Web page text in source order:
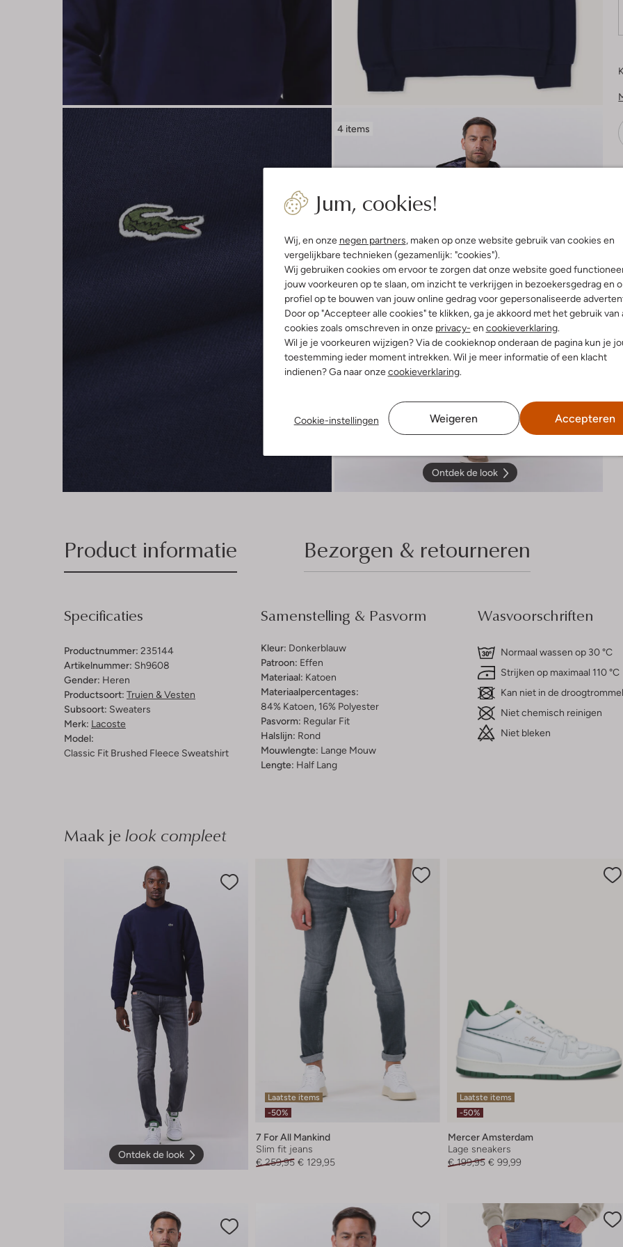
Jum, cookies!
Wij, en onze negen partners, maken op onze website gebruik van cookies en
vergelijkbare technieken (gezamenlijk: "cookies").
Wij gebruiken cookies om ervoor te zorgen dat onze website goed
jouw voorkeuren op te slaan, om inzicht te verkrijgen in bezoekersgedrag en
profiel op te bouwen van jouw online gedrag voor gepersonaliseerde
Door op "Accepteer alle cookies" te klikken, ga je akkoord met het gebruik van
cookies zoals omschreven in onze privacy- en cookieverklaring.
Wil je je voorkeuren wijzigen? Via de cookieknop onderaan de pagina kun je
toestemming ieder moment intrekken. Wil je meer informatie of een klacht
indienen? Ga naar onzecookieverklaring.
Cookie-instellingen Weigeren Accepteren
4 items
Ontdek de look
Product informatie Bezorgen & retourneren
Specificaties
Productnummer: 235144
Artikelnummer: Sh9608
Gender: Heren
Productsoort: Truien & Vesten
Subsoort: Sweaters
Merk: Lacoste
Model:
Classic Fit Brushed Fleece Sweatshirt
Samenstelling & Pasvorm
Kleur: Donkerblauw
Patroon: Effen
Materiaal: Katoen
Materiaalpercentages:
84% Katoen, 16% Polyester
Pasvorm: Regular Fit
Halslijn: Rond
Mouwlengte: Lange Mouw
Lengte: Half Lang
Wasvoorschriften
Normaal wassen op 30 °C
Strijken op maximaal 110 °C
Kan niet in de droogtrommel
Niet chemisch reinigen
Niet bleken
Maak je look compleet
Ontdek de look
Laatste items
-50%
7 For All Mankind
Slim fit jeans
€ 259,95 € 129,95
Laatste items
-50%
Mercer Amsterdam
Lage sneakers
€ 199,95 € 99,99